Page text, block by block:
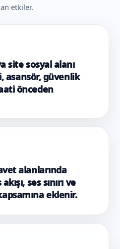
etkiler.
site sosyal alanı
asansör, güvenlik
önceden
alanlarında
ses sınırı ve
eklenir.